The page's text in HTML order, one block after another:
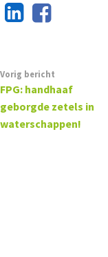
Vorig bericht
FPG: handhaaf
geborgde zetels in
waterschappen!